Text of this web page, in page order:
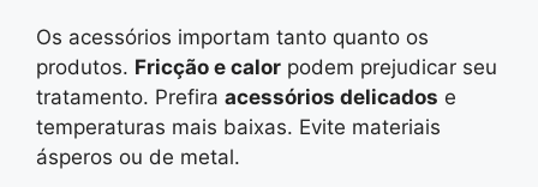
Os acessórios importam tanto quanto os
produtos. Fricção e calor podem prejudicar seu
tratamento. Prefira acessórios delicados e
temperaturas mais baixas. Evite materiais
ásperos ou de metal.